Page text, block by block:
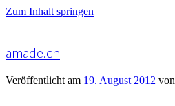
Zum Inhalt springen
amade.ch
Veröffentlicht am 19. August 2012 von